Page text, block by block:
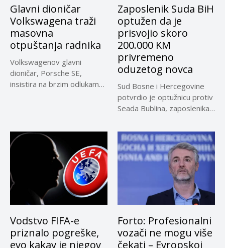
Glavni dioničar
Volkswagena traži
masovna
otpuštanja radnika
Volkswagenov glavni
dioničar, Porsche SE,
insistira na brzim odlukama
Zaposlenik Suda BiH
optužen da je
prisvojio skoro
200.000 KM
privremeno
oduzetog novca
Sud Bosne i Hercegovine
potvrdio je optužnicu protiv
Seada Bublina, zaposlenika
Vodstvo FIFA-e
priznalo pogreške,
evo kakav je njegov
Forto: Profesionalni
vozači ne mogu više
čekati – Evropskoj